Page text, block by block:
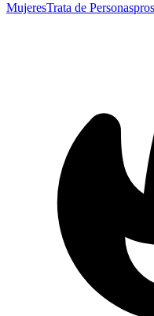
MujeresTrata de Personas